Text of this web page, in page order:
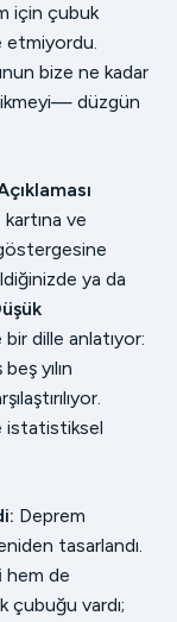
için çubuk
etmiyordu.
bize ne kadar
düzgün
kartına ve
ya da
bir dille anlatıyor:
yılın
istatistiksel
Deprem
tasarlandı.
hem de
çubuğu vardı;